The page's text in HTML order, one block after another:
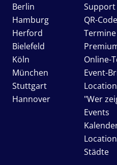
Berlin
Hamburg
Herford
Bielefeld
Köln
München
Stuttgart
Hannover
Support
QR-
Online-
Event-
"Wer
Events
Städte